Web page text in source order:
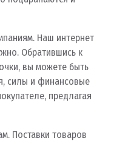
Наш интернет
Обратившись к
вы можете быть
силы и финансовые
предлагая
Поставки товаров